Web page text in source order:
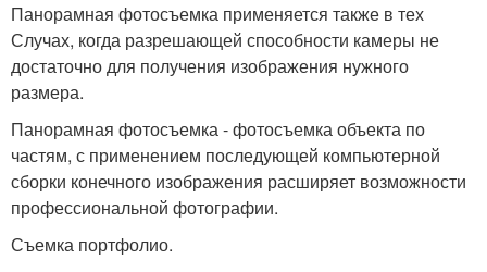
Панорамная фотосъемка применяется также в тех
Случах, когда разрешающей способности камеры не
достаточно для получения изображения нужного
размера.
Панорамная фотосъемка - фотосъемка объекта по
частям, с применением последующей компьютерной
сборки конечного изображения расширяет возможности
профессиональной фотографии.
Съемка портфолио.